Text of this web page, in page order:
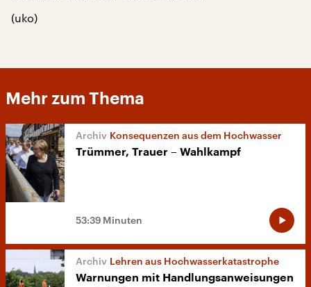
(uko)
Mehr zum Thema
Konsequenzen aus dem Hochwasser
Trümmer, Trauer – Wahlkampf
53:39 Minuten
Lehren aus Hochwasserkatastrophe
Warnungen mit Handlungsanweisungen